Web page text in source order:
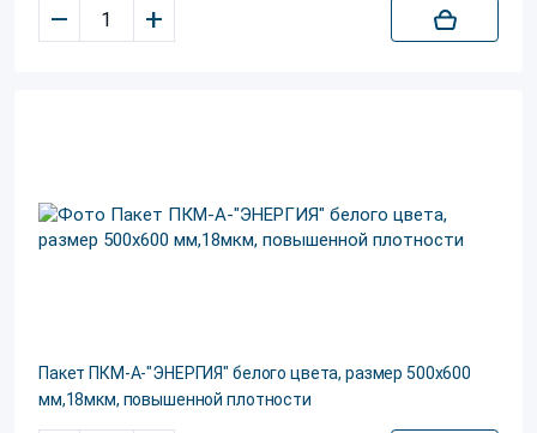
– +
Пакет ПКМ-А-"ЭНЕРГИЯ" белого цвета, размер 500х600
мм,18мкм, повышенной плотности